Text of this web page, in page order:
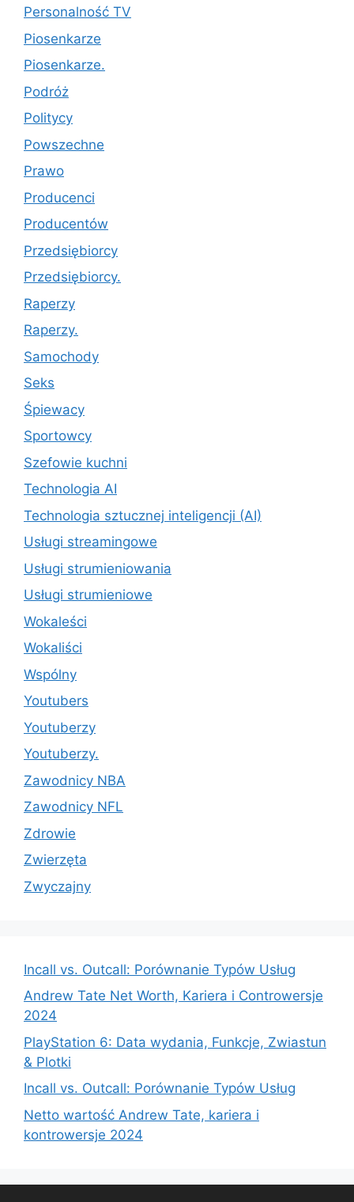
Personalność TV
Piosenkarze
Piosenkarze.
Podróż
Politycy
Powszechne
Prawo
Producenci
Producentów
Przedsiębiorcy
Przedsiębiorcy.
Raperzy
Raperzy.
Samochody
Seks
Śpiewacy
Sportowcy
Szefowie kuchni
Technologia AI
Technologia sztucznej inteligencji (AI)
Usługi streamingowe
Usługi strumieniowania
Usługi strumieniowe
Wokaleści
Wokaliści
Wspólny
Youtubers
Youtuberzy
Youtuberzy.
Zawodnicy NBA
Zawodnicy NFL
Zdrowie
Zwierzęta
Zwyczajny
Incall vs. Outcall: Porównanie Typów Usług
Andrew Tate Net Worth, Kariera i Controwersje
2024
PlayStation 6: Data wydania, Funkcje, Zwiastun
& Plotki
Incall vs. Outcall: Porównanie Typów Usług
Netto wartość Andrew Tate, kariera i
kontrowersje 2024